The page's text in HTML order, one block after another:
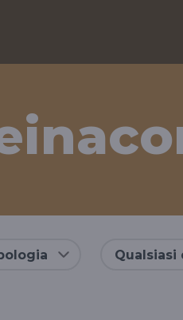
Qualsiasi